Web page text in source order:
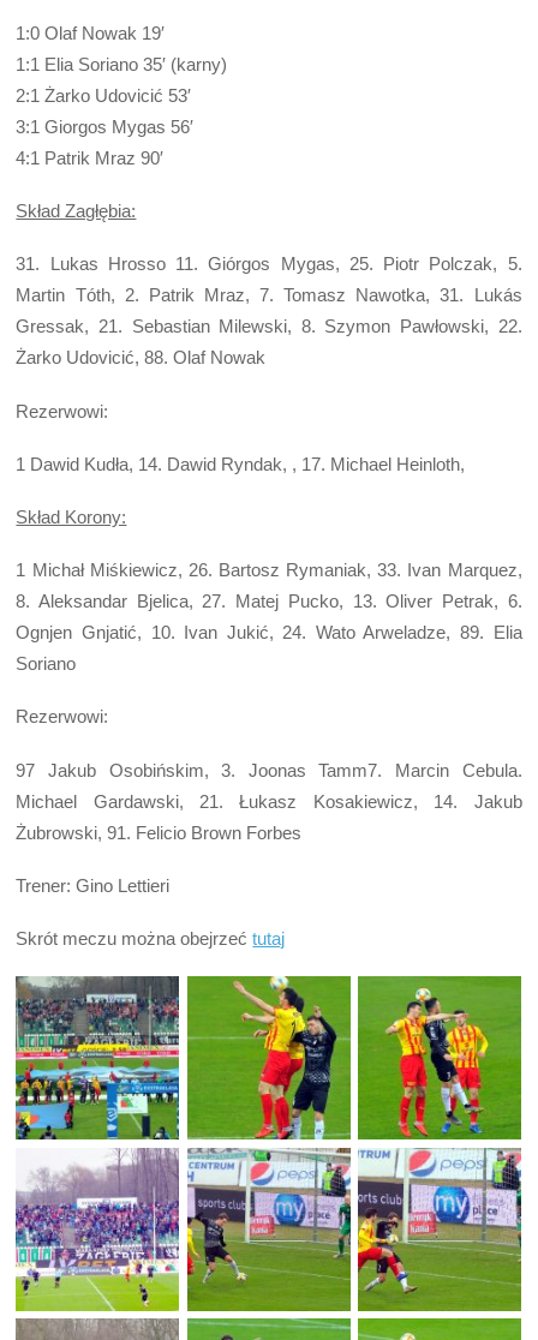
1:0 Olaf Nowak 19′
1:1 Elia Soriano 35′ (karny)
2:1 Żarko Udovicić 53′
3:1 Giorgos Mygas 56′
4:1 Patrik Mraz 90′
Skład Zagłębia:
31. Lukas Hrosso 11. Giórgos Mygas, 25. Piotr Polczak, 5.
Martin Tóth, 2. Patrik Mraz, 7. Tomasz Nawotka, 31. Lukás
Gressak, 21. Sebastian Milewski, 8. Szymon Pawłowski, 22.
Żarko Udovicić, 88. Olaf Nowak
Rezerwowi:
1 Dawid Kudła, 14. Dawid Ryndak, , 17. Michael Heinloth,
Skład Korony:
1 Michał Miśkiewicz, 26. Bartosz Rymaniak, 33. Ivan Marquez,
8. Aleksandar Bjelica, 27. Matej Pucko, 13. Oliver Petrak, 6.
Ognjen Gnjatić, 10. Ivan Jukić, 24. Wato Arweladze, 89. Elia
Soriano
Rezerwowi:
97 Jakub Osobińskim, 3. Joonas Tamm7. Marcin Cebula.
Michael Gardawski, 21. Łukasz Kosakiewicz, 14. Jakub
Żubrowski, 91. Felicio Brown Forbes
Trener: Gino Lettieri
Skrót meczu można obejrzećtutaj